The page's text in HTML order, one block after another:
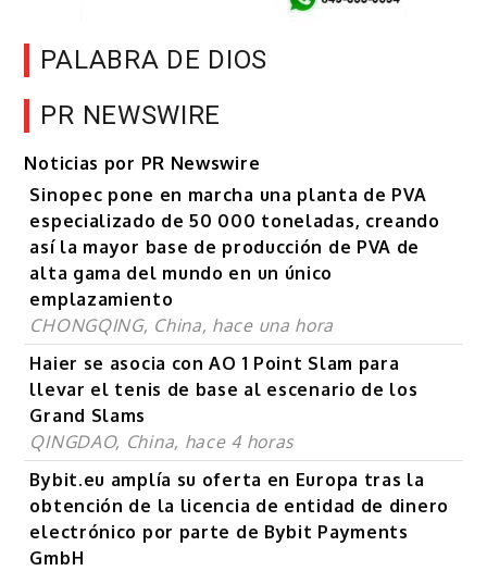
PALABRA DE DIOS
PR NEWSWIRE
Noticias por PR Newswire
Sinopec pone en marcha una planta de PVA
especializado de 50 000 toneladas, creando
así la mayor base de producción de PVA de
alta gama del mundo en un único
emplazamiento
CHONGQING, China, hace una hora
Haier se asocia con AO 1 Point Slam para
llevar el tenis de base al escenario de los
Grand Slams
QINGDAO, China, hace 4 horas
Bybit.eu amplía su oferta en Europa tras la
obtención de la licencia de entidad de dinero
electrónico por parte de Bybit Payments
GmbH